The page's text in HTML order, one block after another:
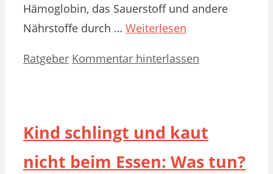
Hämoglobin, das Sauerstoff und andere
Nährstoffe durch … Weiterlesen
Kategorien
Ratgeber Kommentar hinterlassen
Kind schlingt und kaut
nicht beim Essen: Was tun?